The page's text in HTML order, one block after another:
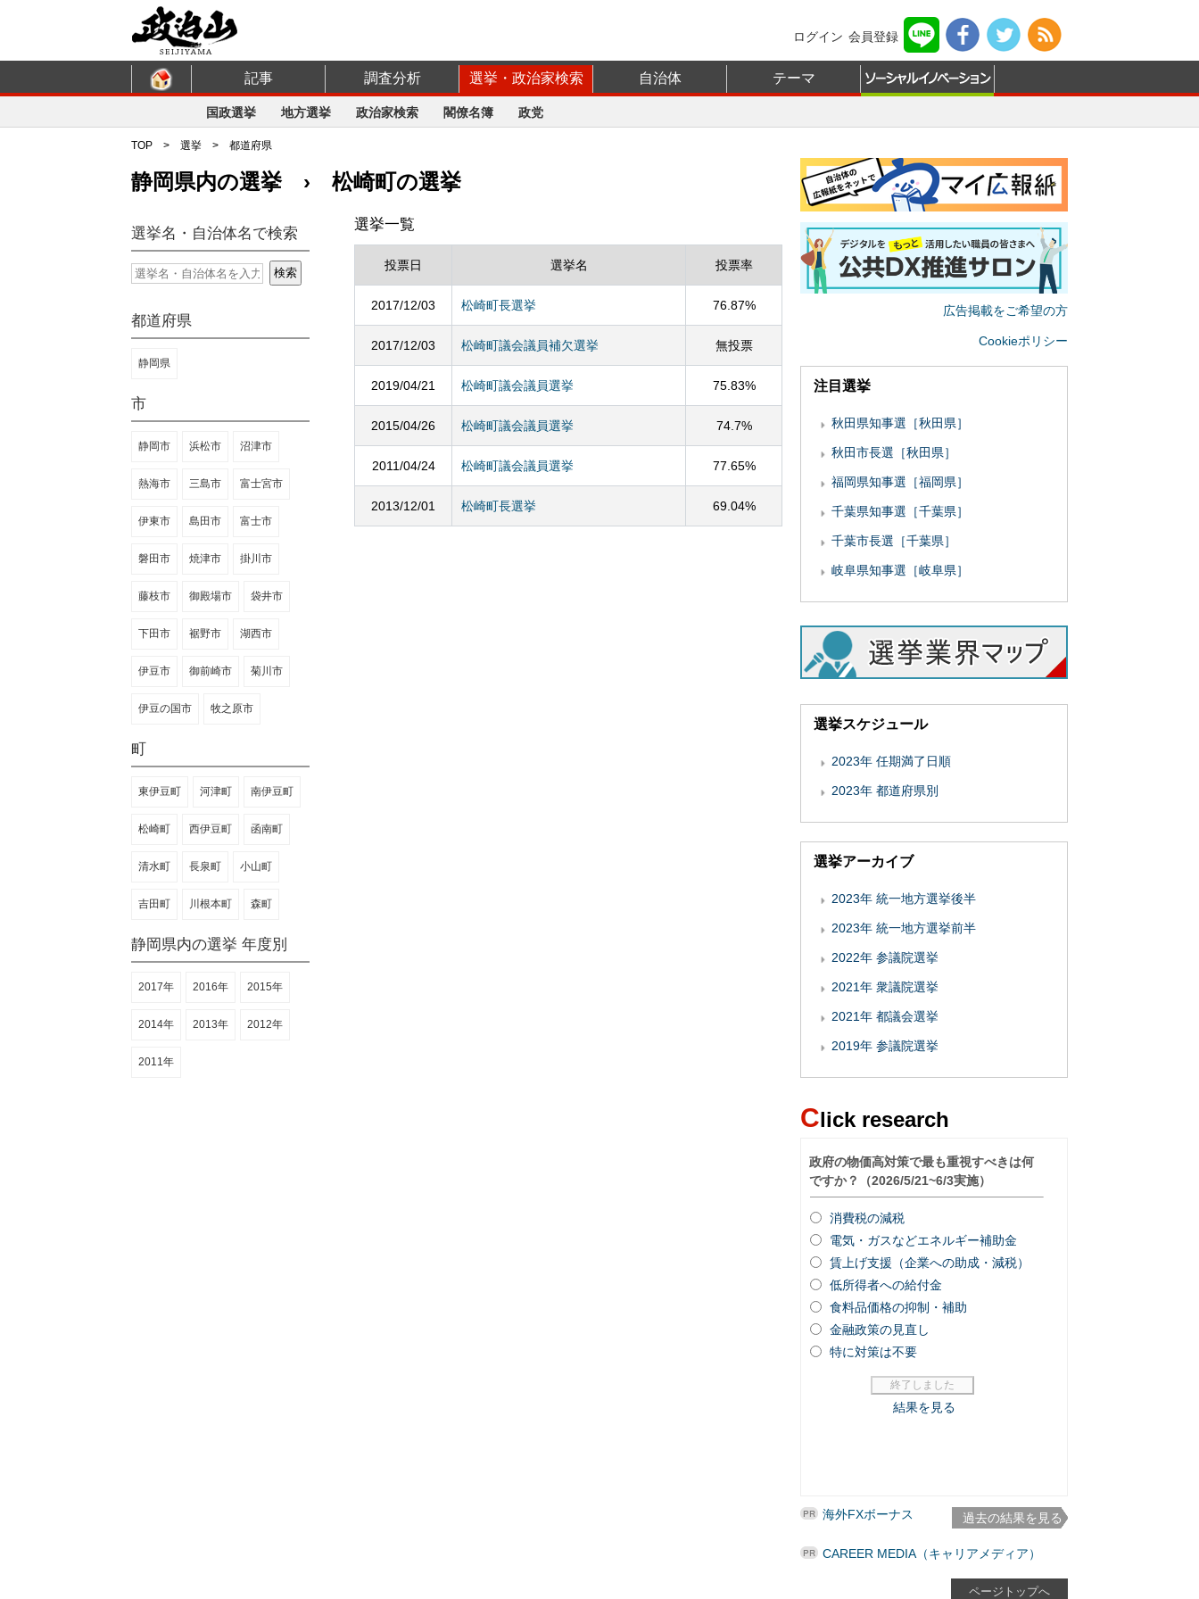
ログイン 会員登録
記事 調査分析 選挙・政治家検索 自治体 テーマ
国政選挙 地方選挙 政治家検索 閣僚名簿 政党
TOP > 選挙 > 都道府県
静岡県内の選挙 › 松崎町の選挙
選挙名・自治体名で検索
都道府県
静岡県
市
静岡市 浜松市 沼津市
熱海市 三島市 富士宮市
伊東市 島田市 富士市
磐田市 焼津市 掛川市
藤枝市 御殿場市 袋井市
下田市 裾野市 湖西市
伊豆市 御前崎市 菊川市
伊豆の国市 牧之原市
町
東伊豆町 河津町 南伊豆町
松崎町 西伊豆町 函南町
清水町 長泉町 小山町
吉田町 川根本町 森町
静岡県内の選挙 年度別
2017年 2016年 2015年
2014年 2013年 2012年
2011年
選挙一覧
投票日 選挙名 投票率
2017/12/03 松崎町長選挙 76.87%
2017/12/03 松崎町議会議員補欠選挙 無投票
2019/04/21 松崎町議会議員選挙 75.83%
2015/04/26 松崎町議会議員選挙 74.7%
2011/04/24 松崎町議会議員選挙 77.65%
2013/12/01 松崎町長選挙 69.04%
広告掲載をご希望の方
Cookieポリシー
注目選挙
秋田県知事選［秋田県］
秋田市長選［秋田県］
福岡県知事選［福岡県］
千葉県知事選［千葉県］
千葉市長選［千葉県］
岐阜県知事選［岐阜県］
選挙スケジュール
2023年 任期満了日順
2023年 都道府県別
選挙アーカイブ
2023年 統一地方選挙後半
2023年 統一地方選挙前半
2022年 参議院選挙
2021年 衆議院選挙
2021年 都議会選挙
2019年 参議院選挙
Click research
過去の結果を見る
海外FXボーナス
CAREER MEDIA（キャリアメディア）
ページトップへ